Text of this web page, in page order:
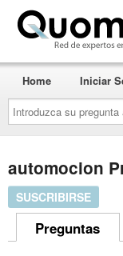
Introduzca
su
pregunta
aquí...
Home Iniciar
automocion
SUSCRIBIRSE
Preguntas